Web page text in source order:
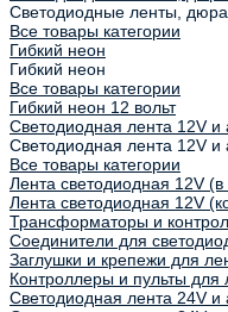
Светодиодные ленты,
Все товары категории
Гибкий неон
Гибкий неон
Все товары категории
Гибкий неон 12 вольт
Светодиодная лента 12V и
Светодиодная лента 12V и
Все товары категории
Лента светодиодная 12V
Лента светодиодная 12V
Трансформаторы и
Соединители для
Заглушки и крепежи для
Контроллеры и пульты для
Светодиодная лента 24V и